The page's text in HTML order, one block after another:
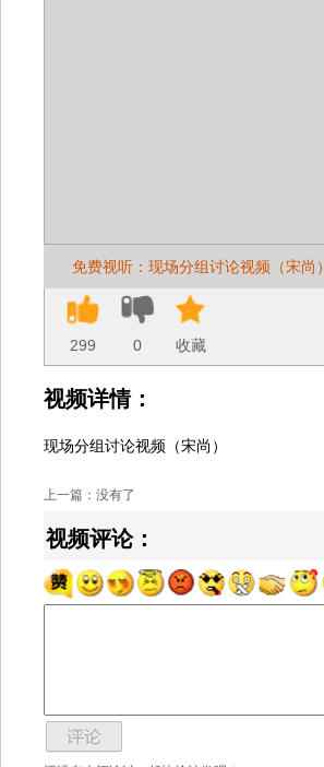
免费视听：现场分组讨论视频（宋尚）
299 0 收藏
视频详情：
现场分组讨论视频（宋尚）
上一篇：没有了
视频评论：